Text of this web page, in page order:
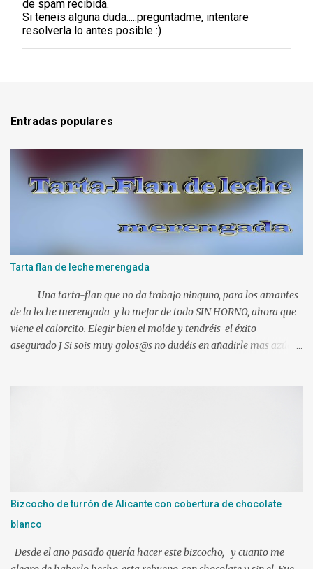
c
a
r
u
n
r
i
de spam recibida.
Si teneis alguna duda.....preguntadme, intentare
resolverla lo antes posible :)
Entradas populares
Tarta flan de leche merengada
Una tarta-flan que no da trabajo ninguno, para los amantes
de la leche merengada y lo mejor de todo SIN HORNO, ahora que
viene el calorcito. Elegir bien el molde y tendréis el éxito
asegurado J Si sois muy golos@s no dudéis en añadirle mas azúcar.
posibl...
Bizcocho de turrón de Alicante con cobertura de chocolate
blanco
Desde el año pasado quería hacer este bizcocho, y cuanto me